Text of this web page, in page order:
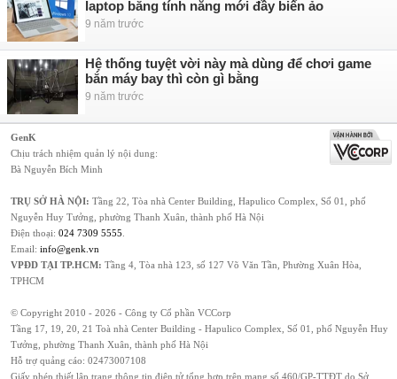
laptop bằng tính năng mới đầy biến ảo
9 năm trước
Hệ thống tuyệt vời này mà dùng để chơi game
bắn máy bay thì còn gì bằng
9 năm trước
GenK
Chịu trách nhiệm quản lý nội dung:
Bà Nguyễn Bích Minh
TRỤ SỞ HÀ NỘI: Tầng 22, Tòa nhà Center Building, Hapulico Complex, Số 01, phố
Nguyễn Huy Tưởng, phường Thanh Xuân, thành phố Hà Nội
Điện thoại: 024 7309 5555
Email: info@genk.vn
VPĐD TẠI TP.HCM: Tầng 4, Tòa nhà 123, số 127 Võ Văn Tần, Phường Xuân Hòa,
TPHCM
© Copyright 2010 - 2026 - Công ty Cổ phần VCCorp
Tầng 17, 19, 20, 21 Toà nhà Center Building - Hapulico Complex, Số 01, phố Nguyễn Huy
Tưởng, phường Thanh Xuân, thành phố Hà Nội
Hỗ trợ quảng cáo: 02473007108
Giấy phép thiết lập trang thông tin điện tử tổng hợp trên mạng số 460/GP-TTĐT do Sở